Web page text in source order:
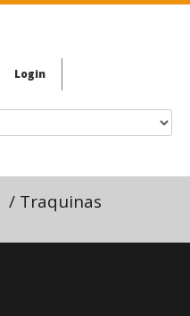
Login
/ Traquinas